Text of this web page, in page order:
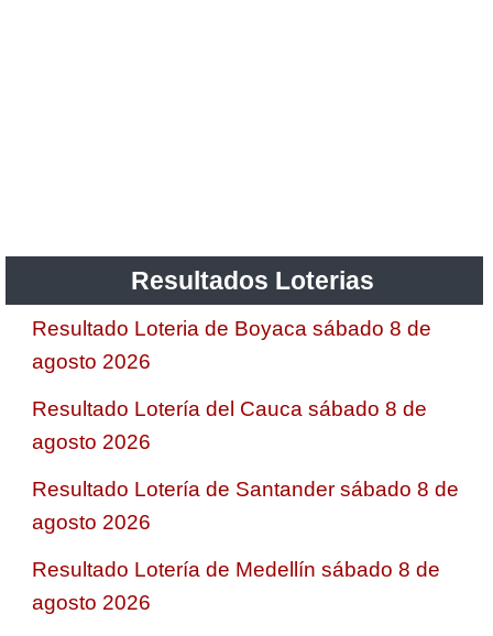
Resultados Loterias
Resultado Loteria de Boyaca sábado 8 de
agosto 2026
Resultado Lotería del Cauca sábado 8 de
agosto 2026
Resultado Lotería de Santander sábado 8 de
agosto 2026
Resultado Lotería de Medellín sábado 8 de
agosto 2026